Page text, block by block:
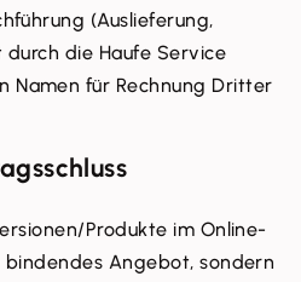
(Auslieferung,
die Haufe Service
Namen für Rechnung Dritter
Produkte im Online-
Angebot, sondern